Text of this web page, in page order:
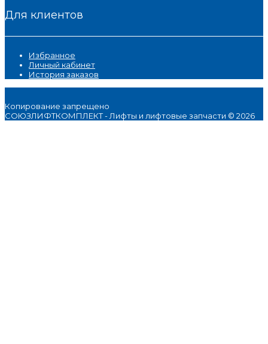
Для клиентов
Избранное
Личный кабинет
История заказов
Копирование запрещено
СОЮЗЛИФТКОМПЛЕКТ - Лифты и лифтовые запчасти © 2026